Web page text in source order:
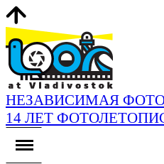
НЕЗАВИСИМАЯ
14 ЛЕТ